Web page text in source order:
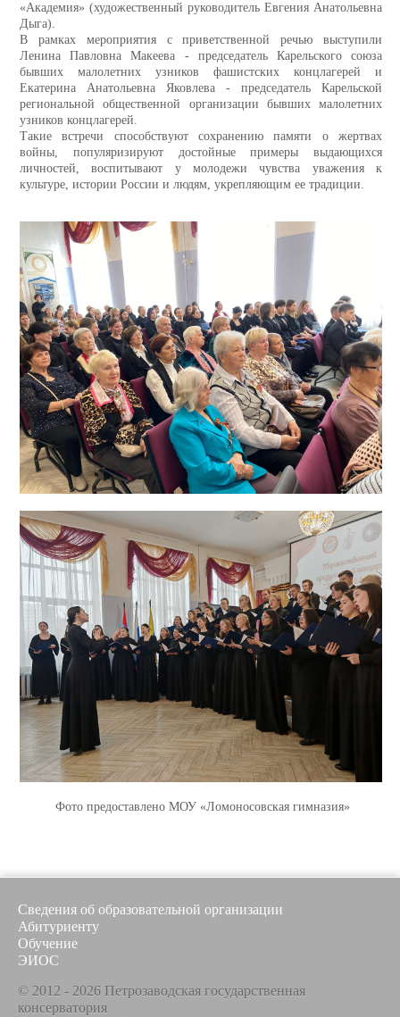
«Академия» (художественный руководитель Евгения Анатольевна
Дыга).
В рамках мероприятия с приветственной речью выступили
Ленина Павловна Макеева - председатель Карельского союза
бывших малолетних узников фашистских концлагерей и
Екатерина Анатольевна Яковлева - председатель Карельской
региональной общественной организации бывших малолетних
узников концлагерей.
Такие встречи способствуют сохранению памяти о жертвах
войны, популяризируют достойные примеры выдающихся
личностей, воспитывают у молодежи чувства уважения к
культуре, истории России и людям, укрепляющим ее традиции.
Фото предоставлено МОУ «Ломоносовская гимназия»
Сведения об образовательной организации
Абитуриенту
Обучение
ЭИОС
© 2012 - 2026 Петрозаводская государственная
консерватория